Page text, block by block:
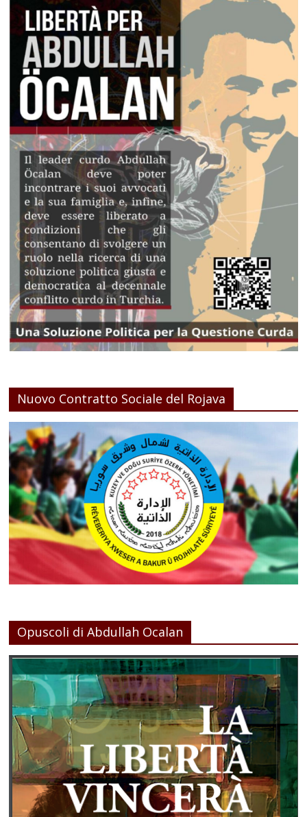
Nuovo Contratto Sociale del Rojava
Opuscoli di Abdullah Ocalan